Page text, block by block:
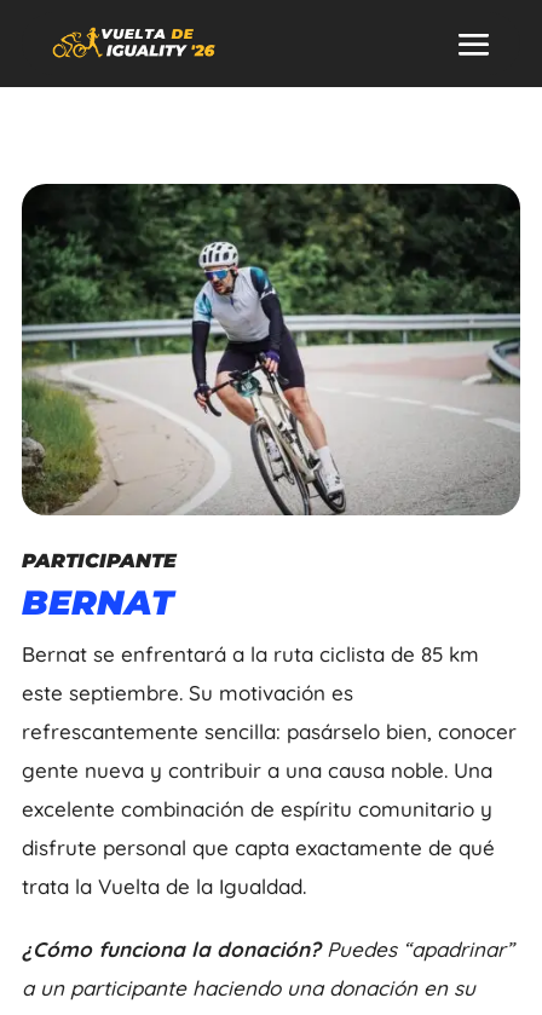
PARTICIPANTE
BERNAT
Bernat se enfrentará a la ruta ciclista de 85 km
este septiembre. Su motivación es
refrescantemente sencilla: pasárselo bien, conocer
gente nueva y contribuir a una causa noble. Una
excelente combinación de espíritu comunitario y
disfrute personal que capta exactamente de qué
trata la Vuelta de la Igualdad.
¿Cómo funciona la donación?Puedes “apadrinar”
a un participante haciendo una donación en su